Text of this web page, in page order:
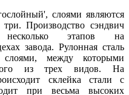
слоями являются
Производство сэндвич
этапов на
завода. Рулонная сталь
между которыми
из трех видов. На
склейка стали с
при весьма высоких